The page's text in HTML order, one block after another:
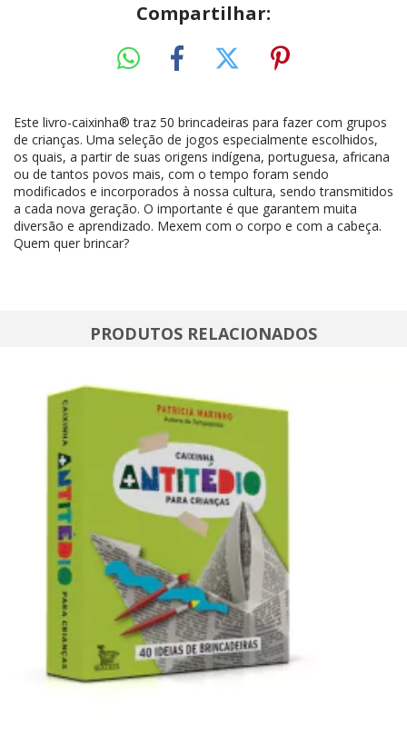
Compartilhar:
Este livro-caixinha® traz 50 brincadeiras para fazer com grupos
de crianças. Uma seleção de jogos especialmente escolhidos,
os quais, a partir de suas origens indígena, portuguesa, africana
ou de tantos povos mais, com o tempo foram sendo
modificados e incorporados à nossa cultura, sendo transmitidos
a cada nova geração. O importante é que garantem muita
diversão e aprendizado. Mexem com o corpo e com a cabeça.
Quem quer brincar?
PRODUTOS RELACIONADOS